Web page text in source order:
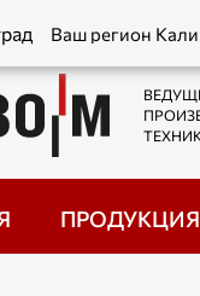
Ваш регион
ПРОДУКЦИЯ